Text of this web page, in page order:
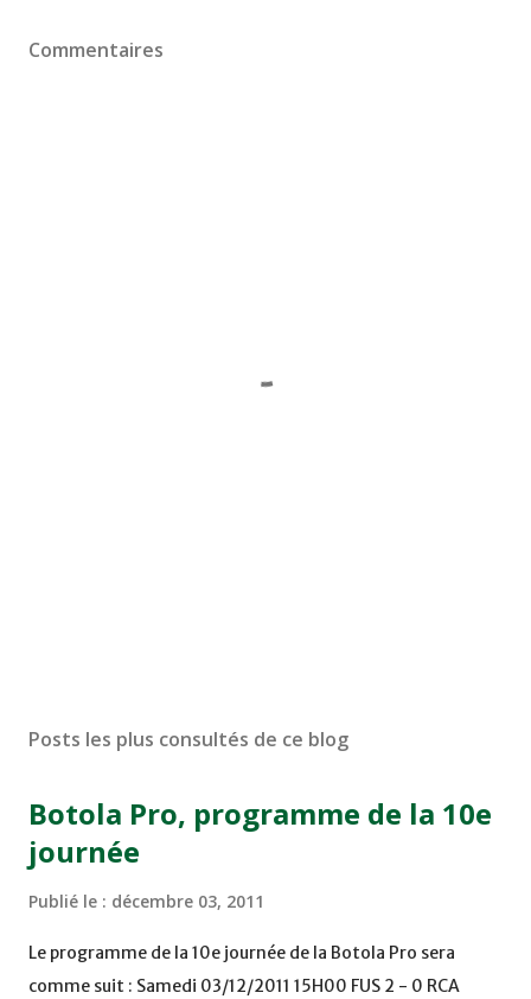
Commentaires
Posts les plus consultés de ce blog
Botola Pro, programme de la 10e
journée
Publié le : décembre 03, 2011
Le programme de la 10e journée de la Botola Pro sera
comme suit : Samedi 03/12/2011 15H00 FUS 2 - 0 RCA